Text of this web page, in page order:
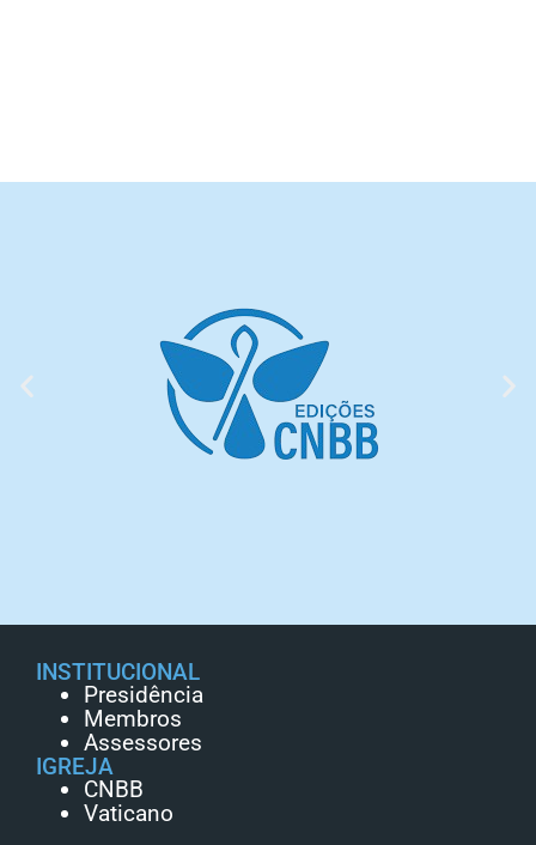
INSTITUCIONAL
Presidência
Membros
Assessores
IGREJA
CNBB
Vaticano